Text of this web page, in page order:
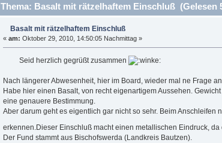
Thema: Basalt mit rätzelhaftem Einschluß (Gelesen
Basalt mit rätzelhaftem Einschluß
« am: Oktober 29, 2010, 14:50:05 Nachmittag »
Seid herzlich gegrüßt zusammen
Nach längerer Abwesenheit, hier im Board, wieder mal ne Frage
Habe hier einen Basalt, von recht eigenartigem Aussehen.
eine genauere Bestimmung.
Aber darum geht es eigentlich gar nicht so sehr. Beim
erkennen.Dieser Einschluß macht einen metallischen Eindruck,
Der Fund stammt aus Bischofswerda (Landkreis Bautzen).